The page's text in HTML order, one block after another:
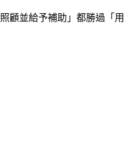
顧並給予補助」都勝過「用